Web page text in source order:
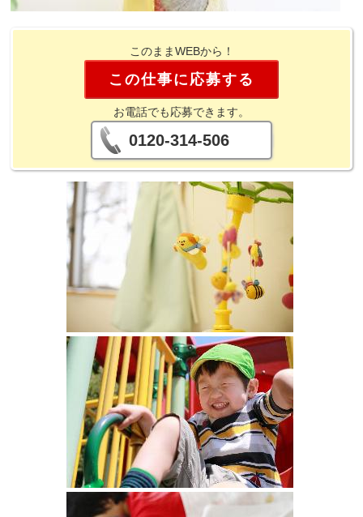
このままWEBから！
この仕事に応募する
お電話でも応募できます。
0120-314-506